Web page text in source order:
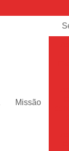
Missão